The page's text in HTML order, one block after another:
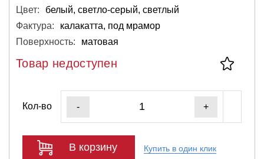
Цвет:
белый, светло-серый, светлый
Фактура:
калакатта, под мрамор
Поверхность:
матовая
Товар недоступен
Кол-во - +
В корзину Купить в один клик